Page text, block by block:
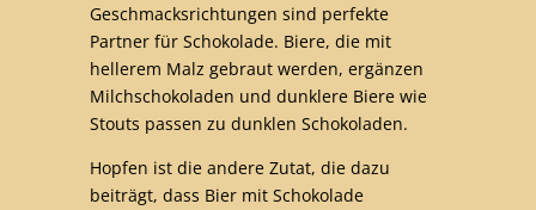
Geschmacksrichtungen sind perfekte
Partner für Schokolade. Biere, die mit
hellerem Malz gebraut werden, ergänzen
Milchschokoladen und dunklere Biere wie
Stouts passen zu dunklen Schokoladen.
Hopfen ist die andere Zutat, die dazu
beiträgt, dass Bier mit Schokolade